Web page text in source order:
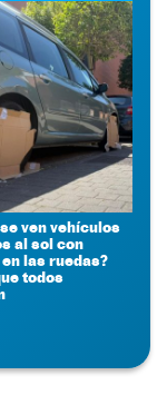
ven vehículos
al sol con
las ruedas?
todos